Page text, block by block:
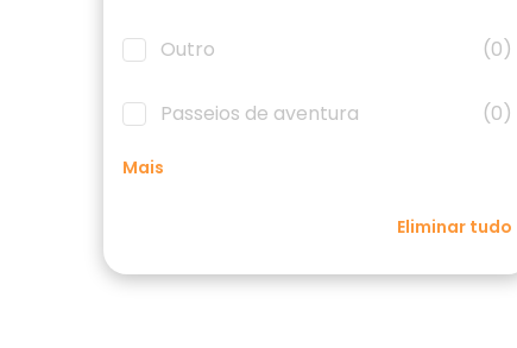
Outro (0)
Passeios de aventura (0)
Mais
Eliminar tudo